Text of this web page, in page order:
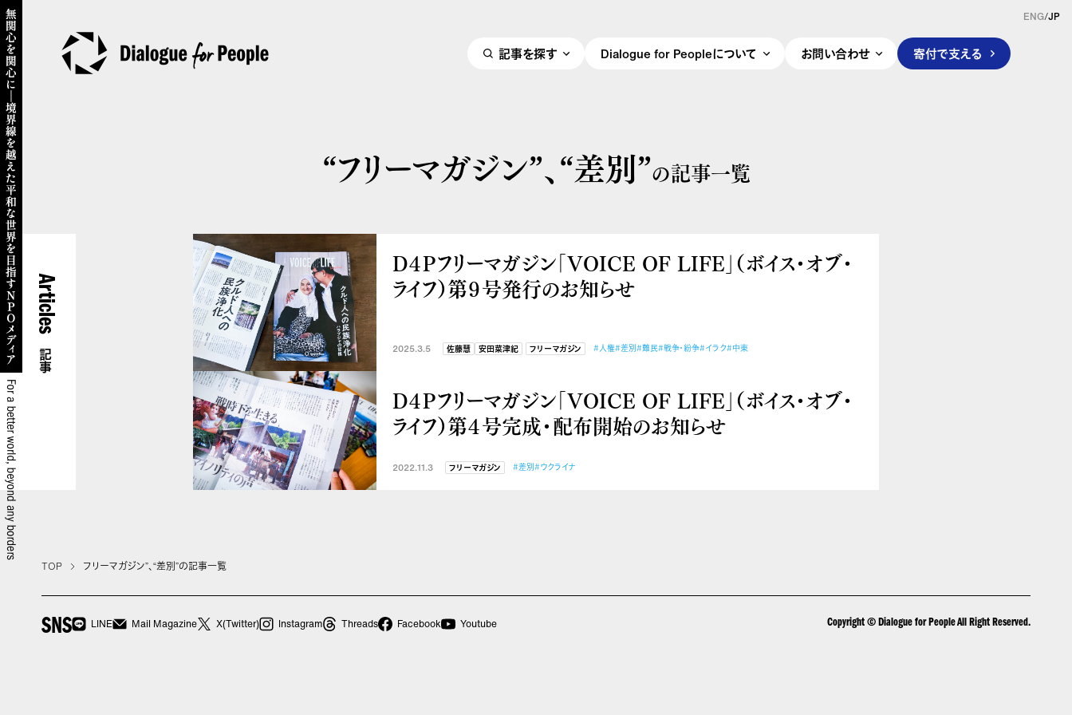
記事を探す Dialogue for Peopleについて お問い合わせ 寄付で支える
ENG/JP
“フリーマガジン”、“差別”の記事一覧
Articles
記事
D４Pフリーマガジン「VOICE OF LIFE」（ボイス・オブ・
ライフ）第９号発行のお知らせ
2025.3.5 佐藤慧 安田菜津紀 フリーマガジン #人権#差別#難民#戦争・紛争#イラク#中東
D４Pフリーマガジン「VOICE OF LIFE」（ボイス・オブ・
ライフ）第４号完成・配布開始のお知らせ
2022.11.3 フリーマガジン #差別#ウクライナ
TOP フリーマガジン”、“差別”の記事一覧
SNS LINE Mail Magazine X(Twitter) Instagram Threads Facebook Youtube Copyright © Dialogue for People All Right Reserved.